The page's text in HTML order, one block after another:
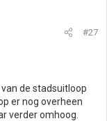
#27
de stadsuitloop
er nog overheen
verder omhoog.